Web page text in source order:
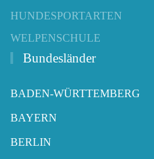
HUNDESPORTARTEN
WELPENSCHULE
Bundesländer
BADEN-WÜRTTEMBERG
BAYERN
BERLIN